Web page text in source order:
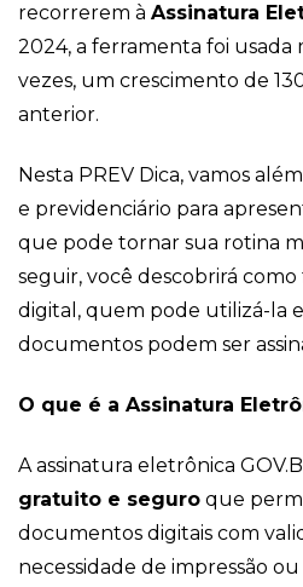
recorrerem à Assinatura
2024, a ferramenta foi usada
vezes, um crescimento de
anterior.
Nesta PREV Dica, vamos
e previdenciário para
que pode tornar sua rotina
seguir, você descobrirá
digital, quem pode utilizá-la
documentos podem ser
O que é a Assinatura
A assinatura eletrônica
gratuito e seguro que
documentos digitais com
necessidade de impressão